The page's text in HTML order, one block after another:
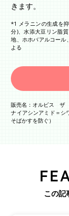
きます。
*1 メラニンの生成を
分)、水添大豆リン脂
地、ホホバアルコー
よる
販売名：オルビス ザ
ナイアシンアミド＝シ
そばかすを防ぐ）
この記